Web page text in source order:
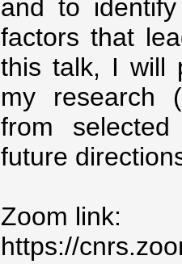
and to
factors that
this talk, I will
my research
from
future
Zoom link:
https://